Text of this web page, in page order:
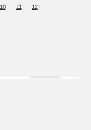
10 11 12